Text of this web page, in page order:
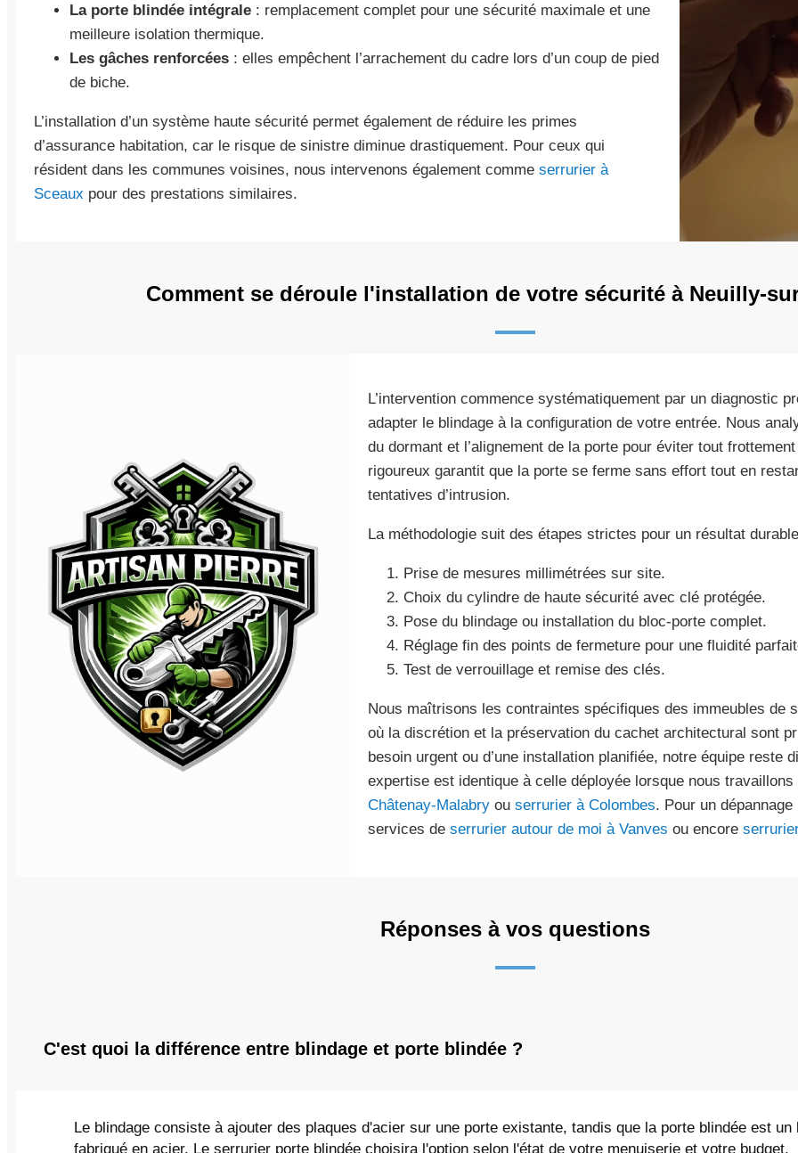
La porte blindée intégrale : remplacement complet pour une sécurité maximale et une
meilleure isolation thermique.
Les gâches renforcées : elles empêchent l’arrachement du cadre lors d’un coup de pied
de biche.
L’installation d’un système haute sécurité permet également de réduire les primes
d’assurance habitation, car le risque de sinistre diminue drastiquement. Pour ceux qui
résident dans les communes voisines, nous intervenons également comme serrurier à
Sceaux pour des prestations similaires.
Comment se déroule l'installation de votre sécurité à Neuilly-
L’intervention commence systématiquement par un diagnostic
adapter le blindage à la configuration de votre entrée. Nous
du dormant et l’alignement de la porte pour éviter tout
rigoureux garantit que la porte se ferme sans effort tout en
tentatives d’intrusion.
La méthodologie suit des étapes strictes pour un résultat
Prise de mesures millimétrées sur site.
Choix du cylindre de haute sécurité avec clé protégée.
Pose du blindage ou installation du bloc-porte complet.
Réglage fin des points de fermeture pour une fluidité
Test de verrouillage et remise des clés.
Nous maîtrisons les contraintes spécifiques des immeubles de
où la discrétion et la préservation du cachet architectural sont
besoin urgent ou d’une installation planifiée, notre équipe reste
expertise est identique à celle déployée lorsque nous travaillons
Châtenay-Malabryou serrurier à Colombes. Pour un
services de serrurier autour de moi à Vanves ou encore
Réponses à vos questions
C'est quoi la différence entre blindage et porte blindée ?
Le blindage consiste à ajouter des plaques d'acier sur une porte existante, tandis que la porte blindée est un
fabriqué en acier. Le serrurier porte blindée choisira l'option selon l'état de votre menuiserie et votre budget.